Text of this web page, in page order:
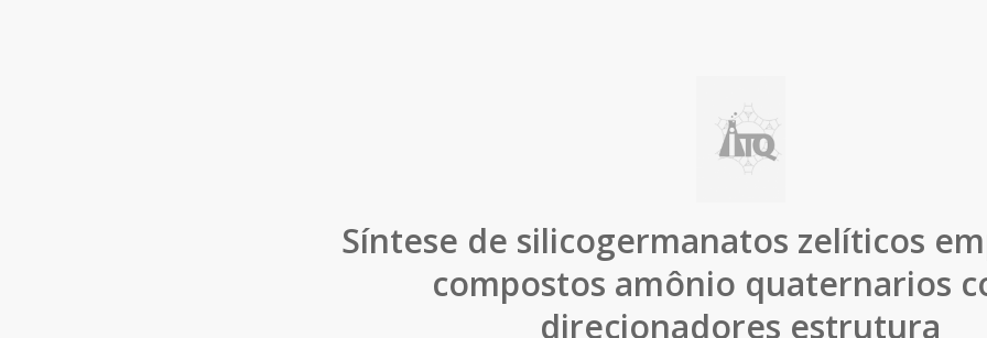
Síntese de silicogermanatos zelíticos
compostos amônio quaternarios
direcionadores estrutura